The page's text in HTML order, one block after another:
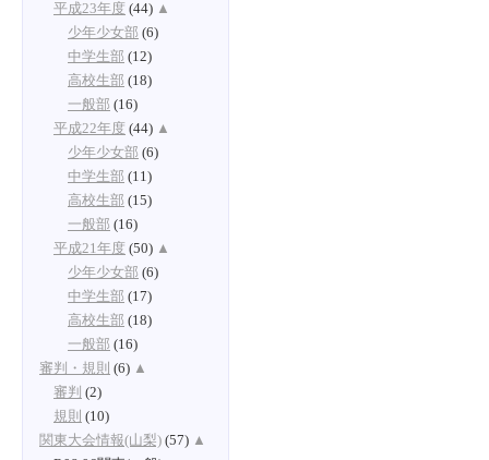
平成23年度 (44) ▲
少年少女部 (6)
中学生部 (12)
高校生部 (18)
一般部 (16)
平成22年度 (44) ▲
少年少女部 (6)
中学生部 (11)
高校生部 (15)
一般部 (16)
平成21年度 (50) ▲
少年少女部 (6)
中学生部 (17)
高校生部 (18)
一般部 (16)
審判・規則 (6) ▲
審判 (2)
規則 (10)
関東大会情報(山梨) (57) ▲